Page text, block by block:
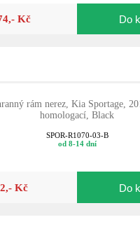
Kč Do
rám nerez, Kia Sportage,
homologací, Black
SPOR-R1070-03-B
od 8-14 dní
Kč Do